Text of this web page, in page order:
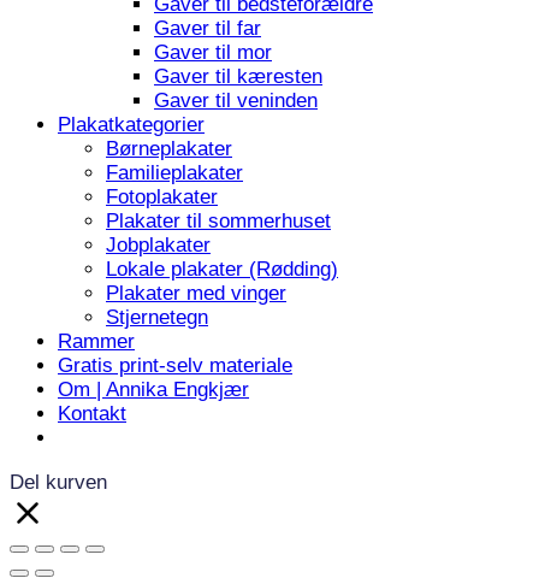
Gaver til far
Gaver til mor
Gaver til kæresten
Gaver til veninden
Plakatkategorier
Børneplakater
Familieplakater
Fotoplakater
Plakater til sommerhuset
Jobplakater
Lokale plakater (Rødding)
Plakater med vinger
Stjernetegn
Rammer
Gratis print-selv materiale
Om | Annika Engkjær
Kontakt
Del kurven